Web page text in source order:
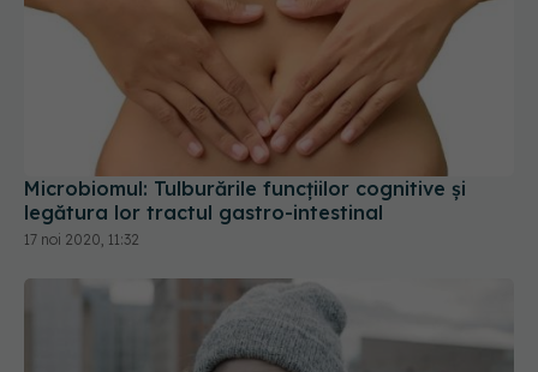
Microbiomul: Tulburările funcțiilor cognitive și
legătura lor tractul gastro-intestinal
17 noi 2020, 11:32